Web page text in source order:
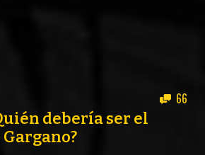
66
debería ser el